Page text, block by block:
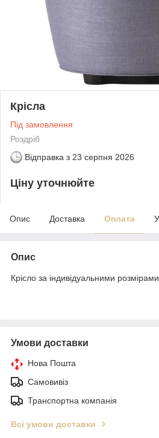
Крісла
Під замовлення
Роздріб
Відправка з 23 серпня 2026
Ціну уточнюйте
Опис Доставка Оплата
Опис
Крісло за індивідуальними
Умови доставки
Нова Пошта
Самовивіз
Транспортна компанія
Всі умови доставки